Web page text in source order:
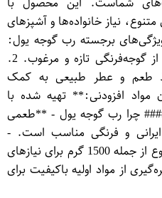
نیاز خانواده‌ها و آشپزهای
برجسته رب گوجه یول:
1. **کیفیت بالا:** تولید شده از گوجه‌فرنگی تازه و مرغوب. 2.
طعم و عطر طبیعی به کمک
3. **بدون مواد افزودنی:** تهیه شده با
#### چرا رب گوجه یول - **طعمی
ایرانی و فرنگی مناسب است. -
**مقرون‌به‌صرفه:** وزن‌های متنوع از جمله 1500 گرم برای نیازهای
از مواد اولیه باکیفیت برای